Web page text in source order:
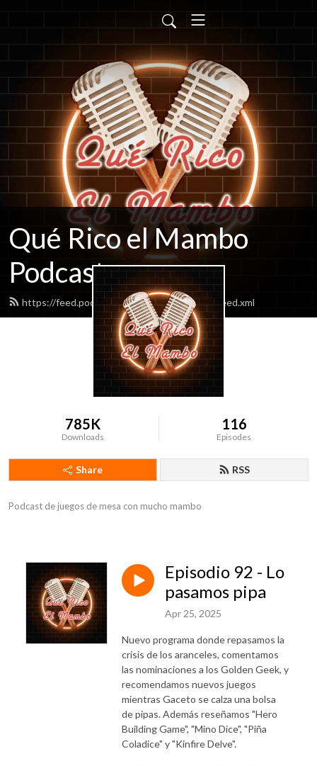
Qué Rico el Mambo
Podcast
https://feed.podbean.com/quericoelmambo/feed.xml
785K
Downloads
116
Episodes
Share RSS
Podcast de juegos de mesa con mucho mambo
Episodio 92 - Lo
pasamos pipa
Apr 25, 2025
Nuevo programa donde repasamos la
crisis de los aranceles, comentamos
las nominaciones a los Golden Geek, y
recomendamos nuevos juegos
mientras Gaceto se calza una bolsa
de pipas. Además reseñamos "Hero
Building Game", "Mino Dice", "Piña
Coladice" y "Kinfire Delve".